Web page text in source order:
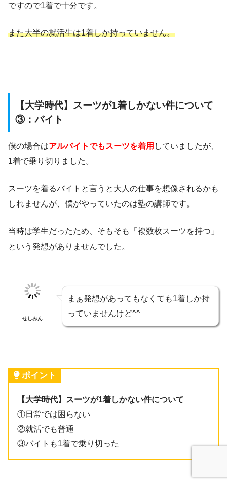
ですので1着で十分です。
また大半の就活生は1着しか持っていません。
【大学時代】スーツが1着しかない件について
③：バイト
僕の場合はアルバイトでもスーツを着用 していましたが、
1着で乗り切りました。
スーツを着るバイトと言うと大人の仕事を想像されるかも
しれませんが、僕がやっていたのは塾の講師です。
当時は学生だったため、そもそも「複数枚スーツを持つ」
という発想がありませんでした。
せしみん
まぁ発想があってもなくても1着しか持
っていませんけど^^
ポイント
【大学時代】スーツが1着しかない件について
①日常では困らない
②就活でも普通
③バイトも1着で乗り切った